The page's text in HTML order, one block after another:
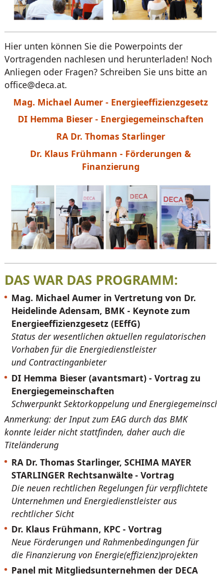
Hier unten können Sie die Powerpoints der
Vortragenden nachlesen und herunterladen! Noch
Anliegen oder Fragen? Schreiben Sie uns bitte an
office@deca.at.
Mag. Michael Aumer - Energieeffizienzgesetz
DI Hemma Bieser - Energiegemeinschaften
RA Dr. Thomas Starlinger
Dr. Klaus Frühmann - Förderungen &
Finanzierung
DAS WAR DAS PROGRAMM:
Mag. Michael Aumer in Vertretung von Dr.
Heidelinde Adensam, BMK - Keynote zum
Energieeffizienzgesetz (EEffG)
Status der wesentlichen aktuellen regulatorischen
Vorhaben für die Energiedienstleister
und Contractinganbieter
DI Hemma Bieser (avantsmart) - Vortrag zu
Energiegemeinschaften
Schwerpunkt Sektorkoppelung und
Anmerkung: der Input zum EAG durch das BMK
konnte leider nicht stattfinden, daher auch die
Titeländerung
RA Dr. Thomas Starlinger, SCHIMA MAYER
STARLINGER Rechtsanwälte - Vortrag
Die neuen rechtlichen Regelungen für verpflichtete
Unternehmen und Energiedienstleister aus
rechtlicher Sicht
Dr. Klaus Frühmann, KPC - Vortrag
Neue Förderungen und Rahmenbedingungen für
die Finanzierung von Energie(effizienz)projekten
Panel mit Mitgliedsunternehmen der DECA